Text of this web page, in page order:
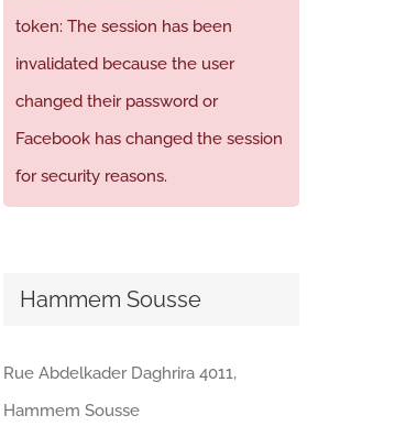
token: The session has been
invalidated because the user
changed their password or
Facebook has changed the session
for security reasons.
Hammem Sousse
Rue Abdelkader Daghrira 4011,
Hammem Sousse